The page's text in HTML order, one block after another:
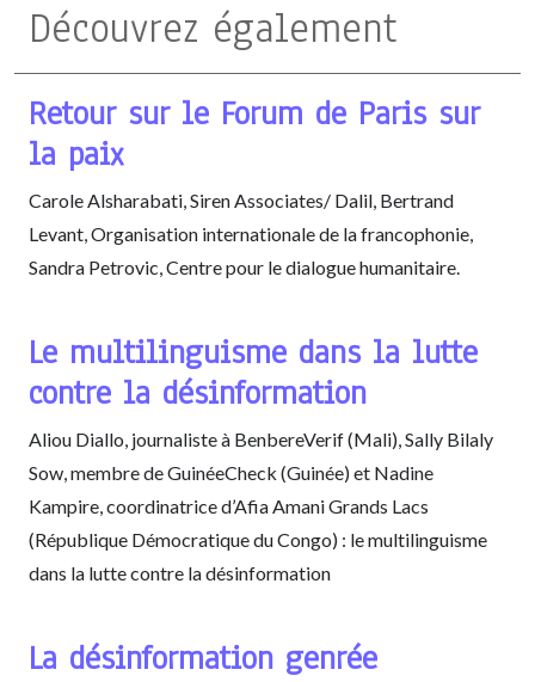
Découvrez également
Retour sur le Forum de Paris sur
la paix
Carole Alsharabati, Siren Associates/ Dalil, Bertrand
Levant, Organisation internationale de la francophonie,
Sandra Petrovic, Centre pour le dialogue humanitaire.
Le multilinguisme dans la lutte
contre la désinformation
Aliou Diallo, journaliste à BenbereVerif (Mali), Sally Bilaly
Sow, membre de GuinéeCheck (Guinée) et Nadine
Kampire, coordinatrice d’Afia Amani Grands Lacs
(République Démocratique du Congo) : le multilinguisme
dans la lutte contre la désinformation
La désinformation genrée